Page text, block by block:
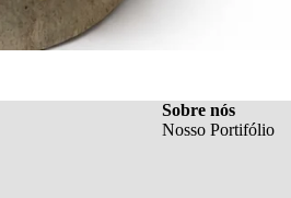
Sobre nós
Nosso Portifólio